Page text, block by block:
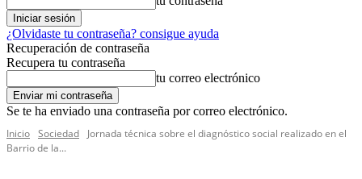
¿Olvidaste tu contraseña? consigue ayuda
Recuperación de contraseña
Recupera tu contraseña
tu correo electrónico
Se te ha enviado una contraseña por correo electrónico.
Inicio Sociedad
Jornada técnica sobre el diagnóstico social realizado en el
Barrio de la...